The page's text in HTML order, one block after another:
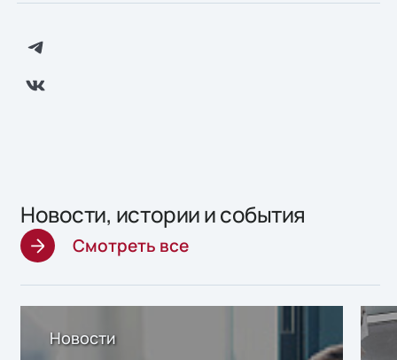
Новости, истории и события
Смотреть все
Новости